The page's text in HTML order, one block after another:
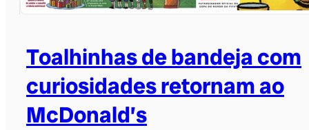
Toalhinhas de bandeja com
curiosidades retornam ao
McDonald’s